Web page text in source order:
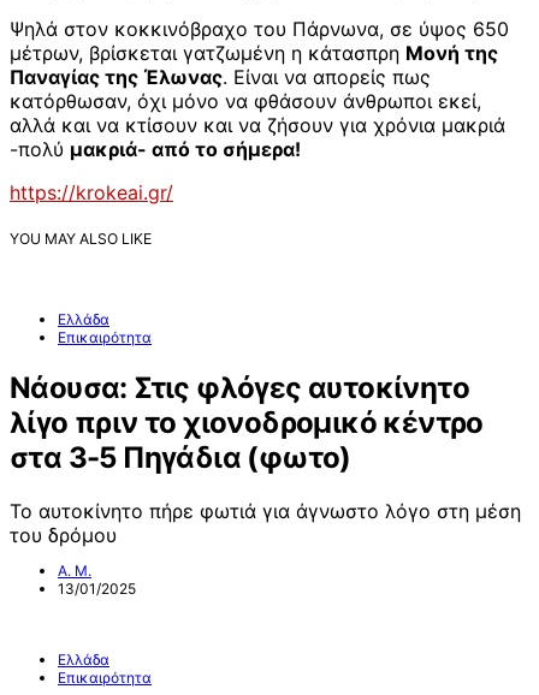
Ψηλά στον κοκκινόβραχο του Πάρνωνα, σε ύψος 650
μέτρων, βρίσκεται γατζωμένη η κάτασπρη Μονή της
Παναγίας της Έλωνας. Είναι να απορείς πως
κατόρθωσαν, όχι μόνο να φθάσουν άνθρωποι εκεί,
αλλά και να κτίσουν και να ζήσουν για χρόνια μακριά
-πολύ μακριά- από το σήμερα!
https://krokeai.gr/
YOU MAY ALSO LIKE
Ελλάδα
Επικαιρότητα
Νάουσα: Στις φλόγες αυτοκίνητο
λίγο πριν το χιονοδρομικό κέντρο
στα 3-5 Πηγάδια (φωτο)
Το αυτοκίνητο πήρε φωτιά για άγνωστο λόγο στη μέση
του δρόμου
Α. Μ.
13/01/2025
Ελλάδα
Επικαιρότητα